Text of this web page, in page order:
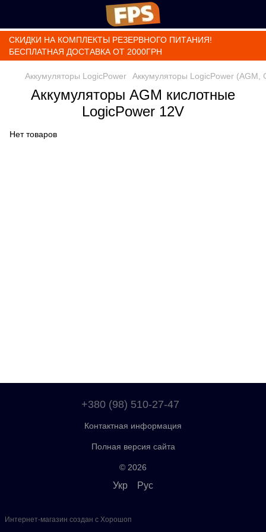
СКИДКИ НА КОМПЛЕКТЫ РЕЗЕРВНОГО ПИТАНИЯ!
БЕСПЛАТНАЯ ДОСТАВКА ОТ 2000ГРН
Аккумуляторы LogicPower Аккумуляторы LogicPower (AGM,
Аккумуляторы AGM кислотные
LogicPower 12V
Нет товаров
+380 (98) 510-27-47
Контактная информация
Полная версия сайта
© 2026
Укр Рус
Интернет-магазин создан с Хорошоп